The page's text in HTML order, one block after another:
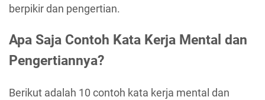
berpikir dan pengertian.
Apa Saja Contoh Kata Kerja Mental dan
Pengertiannya?
Berikut adalah 10 contoh kata kerja mental dan